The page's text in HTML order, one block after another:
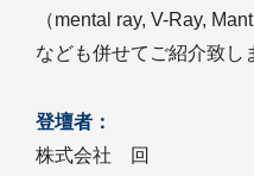
（mental ray, V-Ray,
なども併せてご紹介致し
登壇者：
株式会社 回